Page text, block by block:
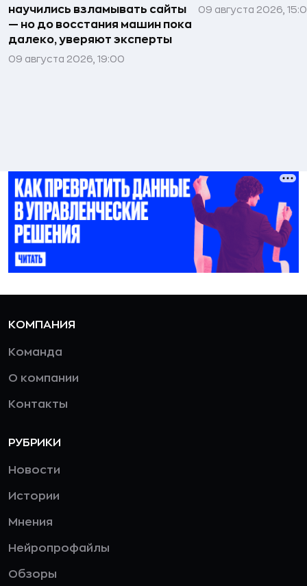
научились взламывать сайты
— но до восстания машин пока
далеко, уверяют эксперты
09 августа 2026, 19:00
09 августа 2026,
КОМПАНИЯ
Команда
О компании
Контакты
РУБРИКИ
Новости
Истории
Мнения
Нейропрофайлы
Обзоры